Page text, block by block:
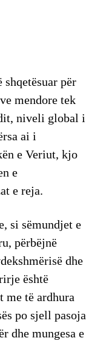
shqetësuar për
mendore tek
niveli global i
ai i
e Veriut, kjo
e
e reja.
si sëmundjet e
përbëjnë
dhe
është
me të ardhura
po sjell pasoja
dhe mungesa e